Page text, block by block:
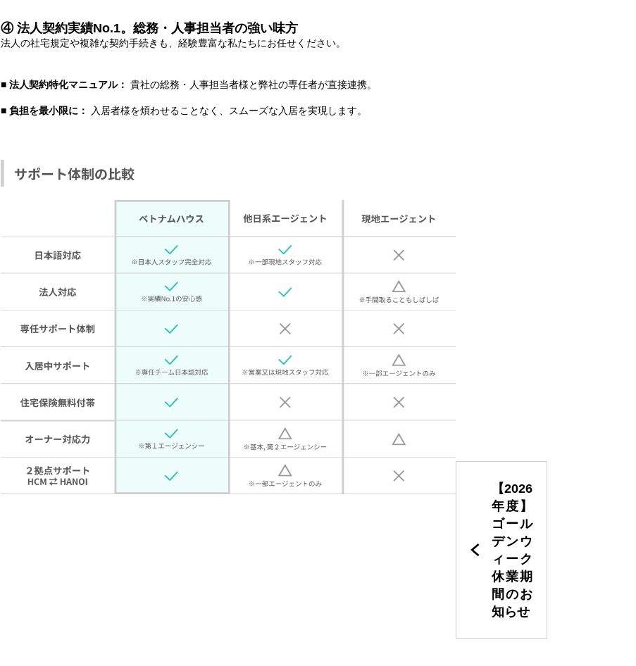
④ 法人契約実績No.1。総務・人事担当者の強い味方
法人の社宅規定や複雑な契約手続きも、経験豊富な私たちにお任せください。
■ 法人契約特化マニュアル： 貴社の総務・人事担当者様と弊社の専任者が直接連携。
■ 負担を最小限に： 入居者様を煩わせることなく、スムーズな入居を実現します。
【2026
年度】
ゴール
デンウ
ィーク
休業期
間のお
知らせ